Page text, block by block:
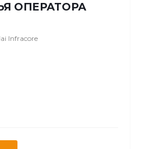
ОПЕРАТОРА
Infracore